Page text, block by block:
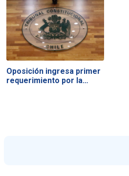
Oposición ingresa primer
requerimiento por la…